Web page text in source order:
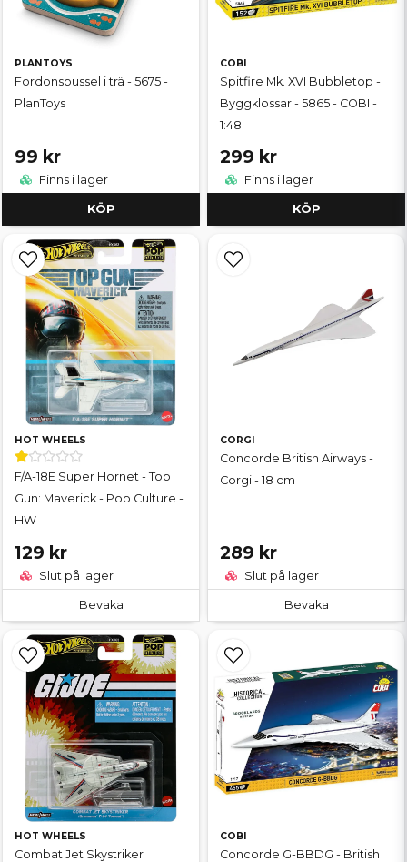
PLANTOYS
Fordonspussel i trä - 5675 -
PlanToys
99 kr
Finns i lager
KÖP
COBI
Spitfire Mk. XVI Bubbletop -
Byggklossar - 5865 - COBI -
1:48
299 kr
Finns i lager
KÖP
HOT WHEELS
F/A-18E Super Hornet - Top
Gun: Maverick - Pop Culture -
HW
129 kr
Slut på lager
Bevaka
CORGI
Concorde British Airways -
Corgi - 18 cm
289 kr
Slut på lager
Bevaka
HOT WHEELS
Combat Jet Skystriker
COBI
Concorde G-BBDG - British